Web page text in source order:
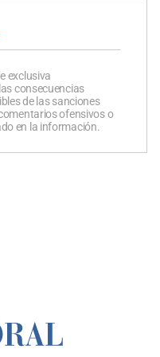
exclusiva
consecuencias
de las sanciones
ofensivos o
en la información.